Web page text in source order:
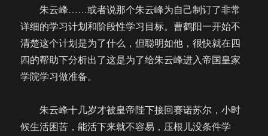
朱云峰……或者说那个朱云峰为自己制订了非常
详细的学习计划和阶段性学习目标。曹鹤阳一开始不
清楚这个计划是为了什么，但聪明如他，很快就在四
四的帮助下分析出了这是为了给朱云峰进入帝国皇家
学院学习做准备。
朱云峰十几岁才被皇帝陛下接回赛诺苏尔，小时
候生活困苦，能活下来就不容易，压根儿没条件学